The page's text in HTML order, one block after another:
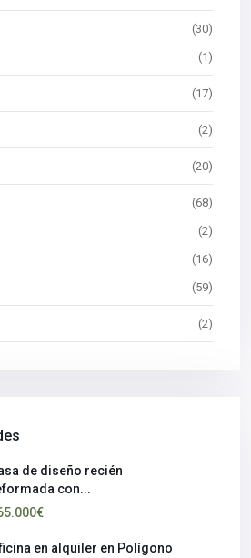
(30)
(1)
(17)
(2)
(20)
(68)
(2)
(16)
(59)
(2)
de diseño recién
con...
en alquiler en Polígono